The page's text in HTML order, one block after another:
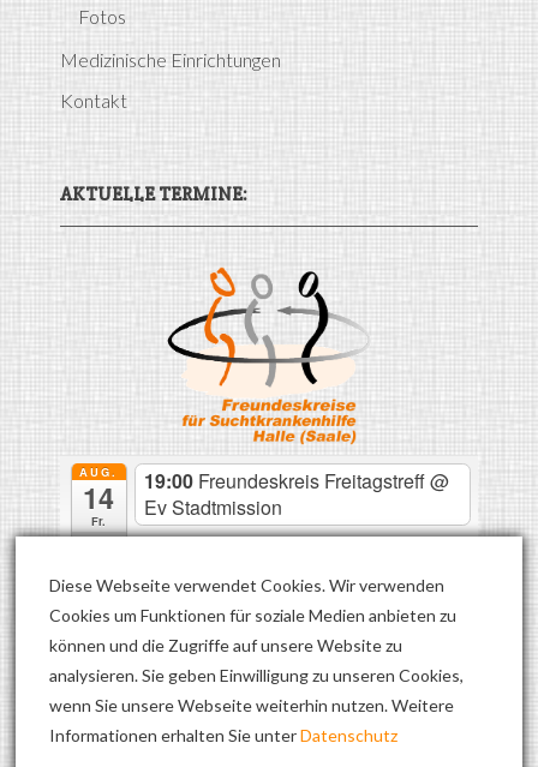
Fotos
Medizinische Einrichtungen
Kontakt
AKTUELLE TERMINE:
AUG.
14
Fr.
2026
19:00 Freundeskreis Freitagstreff@
Ev Stadtmission
21
Fr.
2026
19:00Freundeskreis Freitagstreff@
Ev Stadtmission
AUG.
28 19:00Freundeskreis Freitagstreff@
Ev Stadtmission
Diese Webseite verwendet Cookies. Wir verwenden
Cookies um Funktionen für soziale Medien anbieten zu
können und die Zugriffe auf unsere Website zu
analysieren. Sie geben Einwilligung zu unseren Cookies,
wenn Sie unsere Webseite weiterhin nutzen. Weitere
Informationen erhalten Sie unterDatenschutz